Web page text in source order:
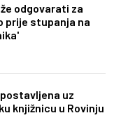
odgovarati za
prije stupanja na
uz
knjižnicu u Rovinju